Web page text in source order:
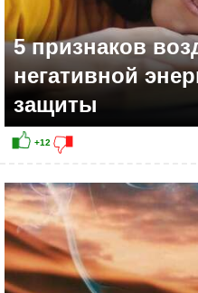
5 признаков
негативной
защиты